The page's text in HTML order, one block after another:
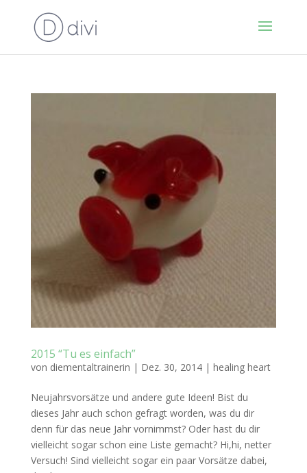
2015 “Tu es einfach”
von diementaltrainerin | Dez. 30, 2014| healing heart
Neujahrsvorsätze und andere gute Ideen! Bist du
dieses Jahr auch schon gefragt worden, was du dir
denn für das neue Jahr vornimmst? Oder hast du dir
vielleicht sogar schon eine Liste gemacht? Hi,hi, netter
Versuch! Sind vielleicht sogar ein paar Vorsätze dabei,